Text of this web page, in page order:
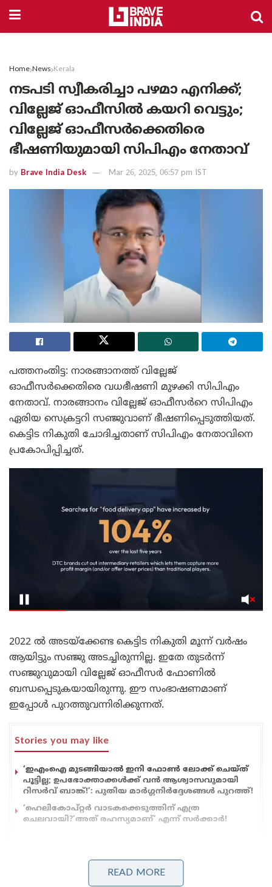
Home News Kerala
നടപടി സ്വീകരിച്ചാ പഴമാ എനിക്ക്;
വില്ലേജ് ഓഫീസിൽ കയറി വെട്ടും;
വില്ലേജ് ഓഫീസർക്കെതിരെ
ഭീഷണിയുമായി സിപിഎം നേതാവ്
by Brave India Desk Mar 26, 2025, 06:57 pm IST
പത്തനംതിട്ട: നാരങ്ങാനത്ത് വില്ലേജ്
ഓഫീസർക്കെതിരെ വധഭീഷണി മുഴക്കി സിപിഎം
നേതാവ്. നാരങ്ങാനം വില്ലേജ് ഓഫീസർറെ സിപിഎം
ഏരിയ സെക്രട്ടറി സഞ്ജുവാണ് ഭീഷണിപ്പെടുത്തിയത്.
കെട്ടിട നികുതി ചോദിച്ചതാണ് സിപിഎം നേതാവിനെ
പ്രകോപിപ്പിച്ചത്.
2022 ൽ അടയ്‌ക്കേണ്ട കെട്ടിട നികുതി മൂന്ന് വർഷം
ആയിട്ടും സഞ്ജു അടച്ചിരുന്നില്ല. ഇതേ തുടർന്ന്
സഞ്ജുവുമായി വില്ലേജ് ഓഫീസർ ഫോണിൽ
ബന്ധപ്പെടുകയായിരുന്നു. ഈ സംഭാഷണമാണ്
ഇപ്പോൾ പുറത്തുവന്നിരിക്കുന്നത്.
Stories you may like
‘ഇഎംഐ മുടങ്ങിയാൽ ഇനി ഫോൺ ലോക്ക് ചെയ്ത്
പൂട്ടില്ല; ഉപഭോക്താക്കൾക്ക് വൻ ആശ്വാസവുമായി
റിസർവ് ബാങ്ക്!’: പുതിയ മാർഗ്ഗനിർദ്ദേശങ്ങൾ പുറത്ത്!
‘ഹെലികോപ്റ്റർ വാടകക്കെടുത്തിന് എത്ര
ചെലവായി?’അത് രഹസ്യമാണ്’ എന്ന് സർക്കാർ!
2022 മുതൽ 2025 വരെയുള്ള കെട്ടിട നികുതി
കുടിശ്ശികയുണ്ടെന്നും, എത്രയും വേഗം അടയ്ക്കണം
READ MORE